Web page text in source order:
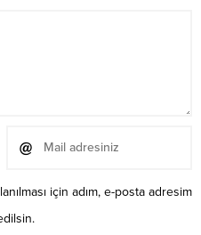
için adım, e-posta adresim